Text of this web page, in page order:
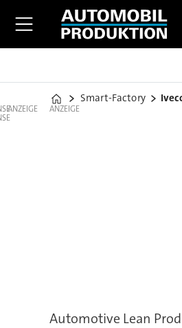
Home
Smart-Factory
ANZEIGE ANZEIGE
Automotive Lean